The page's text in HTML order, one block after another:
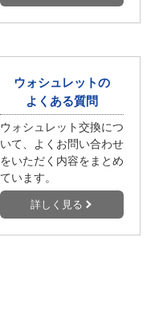
ウォシュレットの
よくある質問
ウォシュレット交換につ
いて、よくお問い合わせ
をいただく内容をまとめ
ています。
詳しく見る